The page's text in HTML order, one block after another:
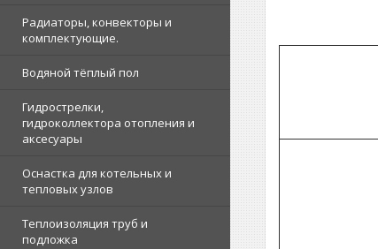
Радиаторы, конвекторы и
комплектующие.
Водяной тёплый пол
Гидрострелки,
гидроколлектора отопления и
аксесуары
Оснастка для котельных и
тепловых узлов
Теплоизоляция труб и
подложка